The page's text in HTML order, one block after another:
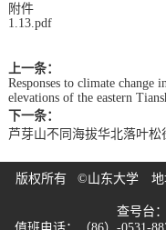
附件
1.13.pdf
上一条：
Responses to climate change
elevations of the eastern
下一条：
芦芽山不同海拔华北落叶
版权所有 ©山东大学 地
查号台